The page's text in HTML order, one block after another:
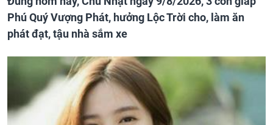
Phú Quý Vượng Phát, hưởng Lộc Trời cho, làm ăn
phát đạt, tậu nhà sắm xe